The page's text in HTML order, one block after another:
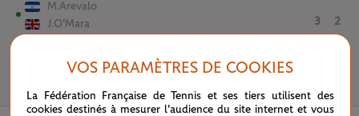
M.Arevalo
J.O'Mara
3 2
VOS PARAMÈTRES DE COOKIES
La Fédération Française de Tennis et ses tiers utilisent des
cookies destinés à mesurer l'audience du site internet et vous